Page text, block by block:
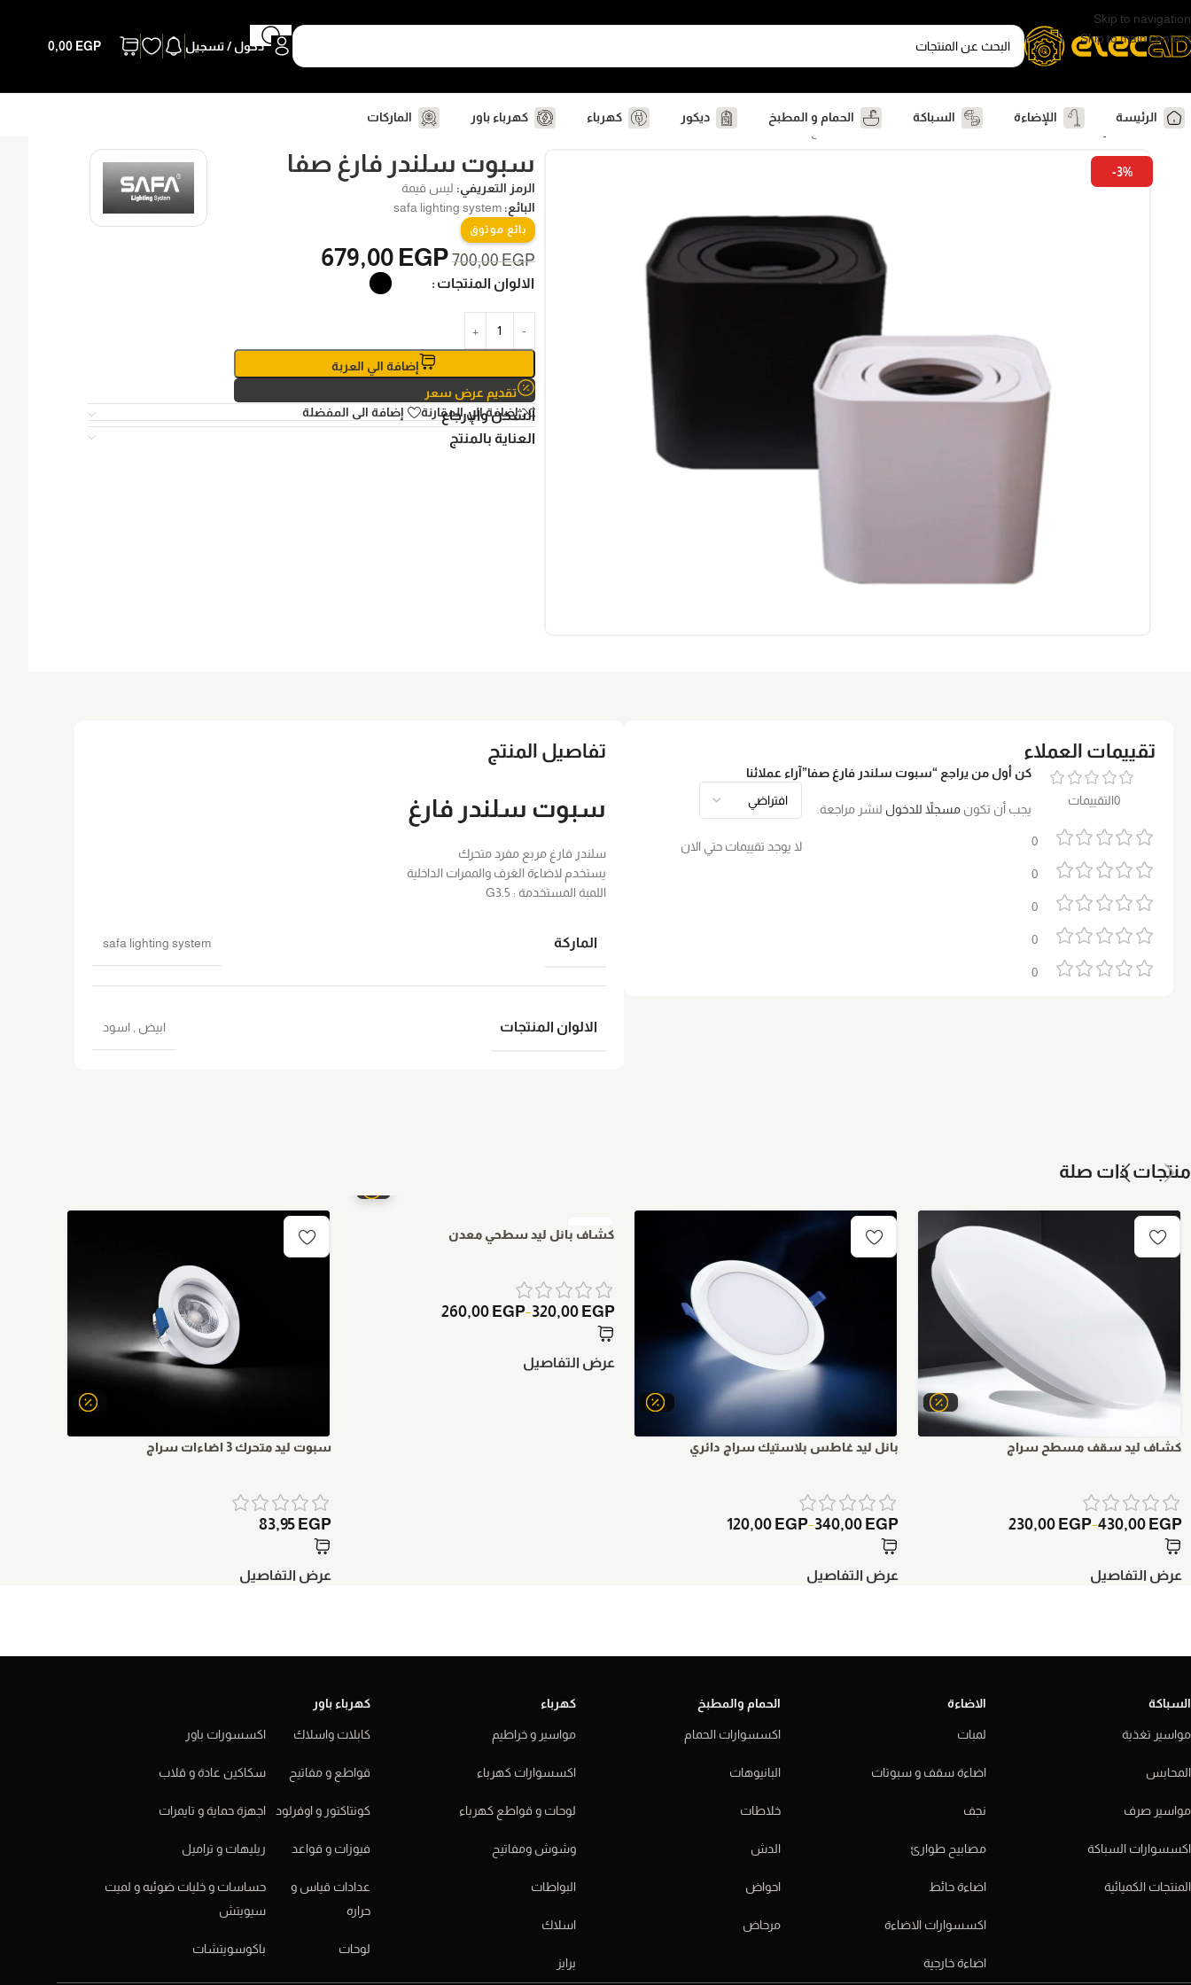
Skip to navigation
Skip to main content
دخول / تسجيل 0,00 EGP
الرئيسة اللإضاءة السباكة الحمام و المطبخ ديكور كهرباء كهرباء باور
الماركات
الرئيسية
اللإضاءة اضاءة سقف و سبوتات سبوت سلندر فارغ صفا
-3% سبوت سلندر فارغ صفا
الرمز التعريفي: ليس قيمة
البائع: safa lighting system
بائع موثوق
700,00EGP
679,00 EGP
الالوان المنتجات
إضافة الي العربة
تقديم عرض سعر
إضافة الي المقارنة
إضافة الى المفضلة
الشحن والإرجاع
العناية بالمنتج
تقييمات العملاء
0التقييمات
0
0
0
0
0
آراء عملائنا
لا يوجد تقييمات حتي الان
كن أول من يراجع “سبوت سلندر فارغ صفا”
يجب أن تكون مسجلاً للدخول لنشر مراجعة.
تفاصيل المنتج
سبوت سلندر فارغ
سلندر فارغ مربع مفرد متحرك
يستخدم لاضاءة الغرف والممرات الداخلية
اللمبة المستخدمة : G3.5
الماركة safa lighting system
الالوان المنتجات ابيض اسود
منتجات ذات صلة
كشاف ليد سقف مسطح سراج
230,00 EGP–430,00 EGP
عرض التفاصيل
بانل ليد غاطس بلاستيك سراج دائري
120,00 EGP–340,00 EGP
عرض التفاصيل
كشاف بانل ليد سطحي معدن
260,00 EGP–320,00 EGP
عرض التفاصيل
سبوت ليد متحرك 3 اضاءات سراج
83,95 EGP
عرض التفاصيل
السباكة
مواسير تغذية
المحابس
مواسير صرف
اكسسوارات السباكة
المنتجات الكميائية
الاضاءة
لمبات
اضاءة سقف و سبوتات
نجف
مصابيح طوارئ
اضاءة حائط
اكسسوارات الاضاءة
اضاءة خارجية
الحمام والمطبخ
اكسسوارات الحمام
البانيوهات
خلاطات
الدش
احواض
مرحاض
كهرباء
مواسير و خراطيم
اكسسوارات كهرباء
لوحات و قواطع كهرباء
وشوش ومفاتيح
البواطات
اسلاك
برايز
كهرباء باور
كابلات واسلاك
قواطع و مفاتيح
كونتاكتور و اوفرلود
فيوزات و قواعد
عدادات قياس و
حراره
لوحات
اكسسورات باور
سكاكين عادة و قلاب
اجهزة حماية و تايمرات
ريليهات و تراميل
حساسات و خليات ضوئيه و لميت
سيويتش
باكوسويتشات